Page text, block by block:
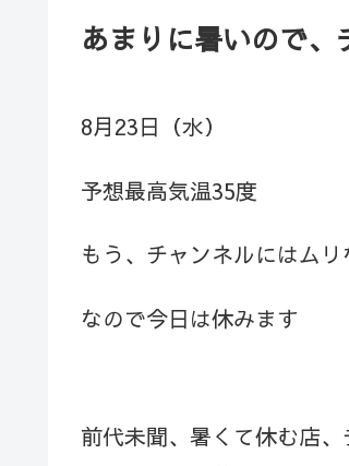
あまりに暑いので
8月23日（水）
予想最高気温35度
もう、チャンネルにはムリ
なので今日は休みます
前代未聞、暑くて休む店、